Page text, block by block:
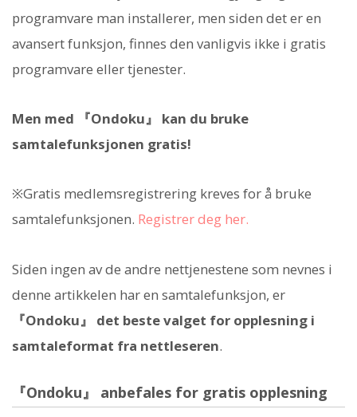
programvare man installerer, men siden det er en
avansert funksjon, finnes den vanligvis ikke i gratis
programvare eller tjenester.
Men med 『Ondoku』 kan du bruke
samtalefunksjonen gratis!
※Gratis medlemsregistrering kreves for å bruke
samtalefunksjonen. Registrer deg her.
Siden ingen av de andre nettjenestene som nevnes i
denne artikkelen har en samtalefunksjon, er
『Ondoku』 det beste valget for opplesning i
samtaleformat fra nettleseren.
『Ondoku』 anbefales for gratis opplesning